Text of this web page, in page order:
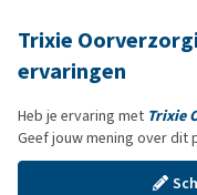
Trixie
ervaringen
Heb je ervaring met Trixie
Geef jouw mening over dit